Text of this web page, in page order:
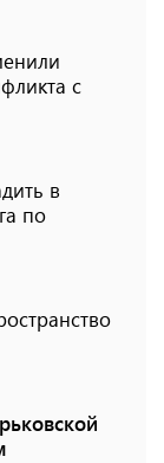
с
в
по